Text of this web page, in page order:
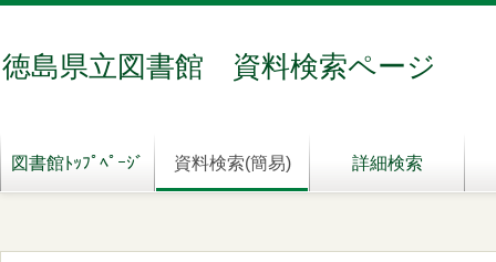
徳島県立図書館 資料検索ページ
図書館ﾄｯﾌﾟﾍﾟｰｼﾞ 資料検索(簡易) 詳細検索